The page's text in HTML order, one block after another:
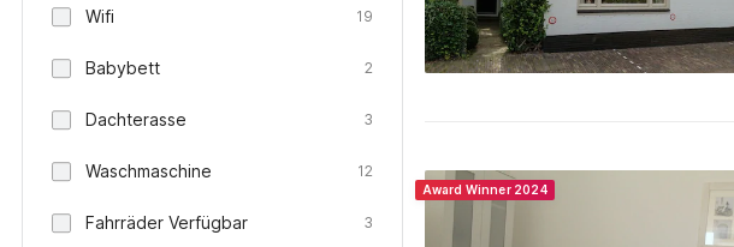
Wifi 19
Babybett 2
Dachterasse 3
Waschmaschine 12
Fahrräder Verfügbar 3
Award Winner 2024